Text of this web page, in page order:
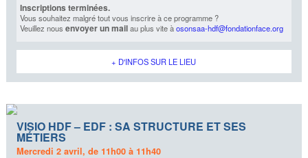
Inscriptions terminées.
Vous souhaitez malgré tout vous inscrire à ce programme ?
Veuillez nous envoyer un mailau plus vite àosonsaa-hdf@fondationface.org
+ D'INFOS SUR LE LIEU
VISIO HDF – EDF : SA STRUCTURE ET SES
MÉTIERS
Mercredi 2 avril, de 11h00 à 11h40